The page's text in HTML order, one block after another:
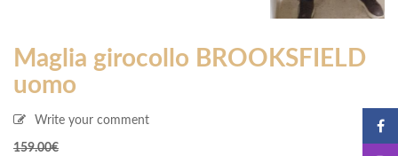
Maglia girocollo BROOKSFIELD
uomo
Write your comment
159.00€